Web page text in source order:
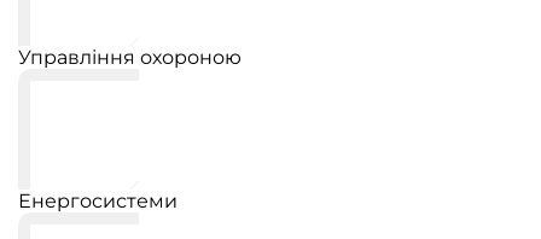
Управління охороною
Енергосистеми